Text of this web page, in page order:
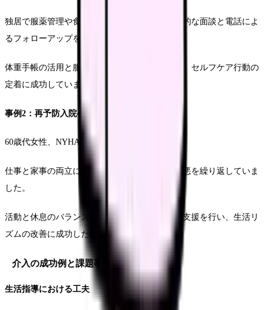
独居で服薬管理や食事管理が慎重なため、定期的な面談と電話によ
るフォローアップを実施しました。
体重手帳の活用と服薬カレンダーの導入により、セルフケア行動の
定着に成功しています。
事例2：再予防入院への取り組み
60歳代女性、NYHA分類Ⅱ度の事例です。
仕事と家事の両立により過労となり、心不全増悪を繰り返していま
した。
活動と休息のバランス調整、職場の環境の調整支援を行い、生活リ
ズムの改善に成功した例を紹介します。
介入の成功例と課題事例
生活指導における工夫